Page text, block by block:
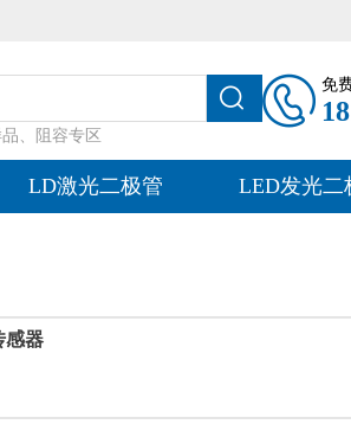
、阻容专区
免
LD激光二极管 LED发光二
感器